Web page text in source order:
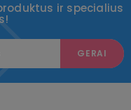
ir specialius